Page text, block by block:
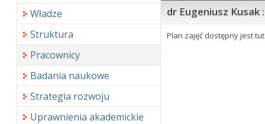
Władze
Struktura
Pracownicy
Badania naukowe
Strategia rozwoju
Uprawnienia akademickie
dr Eugeniusz Kusak
Plan zajęć dostępny jest